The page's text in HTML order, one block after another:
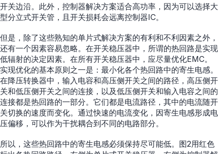
开关边沿。此外，控制器解决方案适合高功率，因为可以选择大
型分立式开关管，且开关损耗会远离控制器IC。
但是，除了这些熟知的单片式解决方案的有利和不利因素之外，
还有一个因素容易忽略。在开关稳压器中，所谓的热回路是实现
低辐射的决定因素。在所有开关稳压器中，应尽量优化EMC。
实现优化的基本原则之一是：最小化各个热回路中的寄生电感。
在降压转换器中，输入电容和高压侧开关之间的路径，高压侧开
关和低压侧开关之间的连接，以及低压侧开关和输入电容之间的
连接都是热回路的一部分。它们都是电流路径，其中的电流随开
关切换的速度而变化。通过快速的电流变化，因寄生电感形成电
压偏移，可以作为干扰耦合到不同的电路部分。
所以，这些热回路中的寄生电感必须保持尽可能低。图2用红色